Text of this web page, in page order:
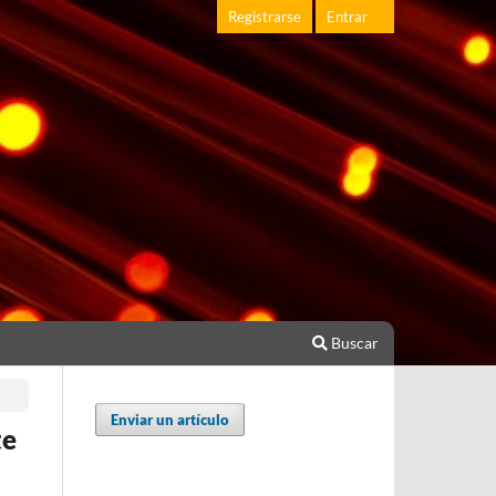
Buscar
Registrarse Entrar
Enviar un artículo